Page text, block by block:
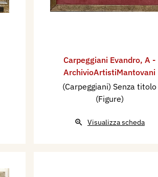
Carpeggiani Evandro, A -
ArchivioArtistiMantovani
(Carpeggiani) Senza titolo
(Figure)
Visualizza scheda